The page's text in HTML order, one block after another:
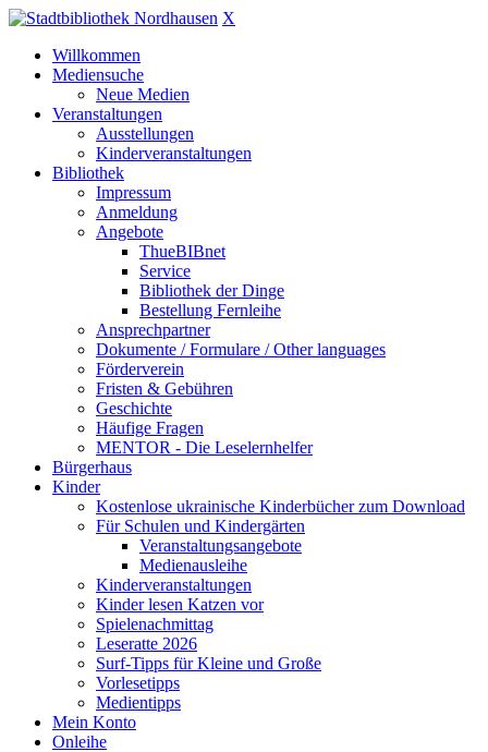
X
Willkommen
Mediensuche
Neue Medien
Veranstaltungen
Ausstellungen
Kinderveranstaltungen
Bibliothek
Impressum
Anmeldung
Angebote
ThueBIBnet
Service
Bibliothek der Dinge
Bestellung Fernleihe
Ansprechpartner
Dokumente / Formulare / Other languages
Förderverein
Fristen & Gebühren
Geschichte
Häufige Fragen
MENTOR - Die Leselernhelfer
Bürgerhaus
Kinder
Kostenlose ukrainische Kinderbücher zum Download
Für Schulen und Kindergärten
Veranstaltungsangebote
Medienausleihe
Kinderveranstaltungen
Kinder lesen Katzen vor
Spielenachmittag
Leseratte 2026
Surf-Tipps für Kleine und Große
Vorlesetipps
Medientipps
Mein Konto
Onleihe